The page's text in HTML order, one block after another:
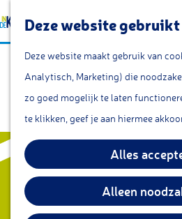
Deze website
Deze website maakt gebruik van
Analytisch, Marketing) die
zo goed mogelijk te laten
te klikken, geef je aan hiermee
Alles
Alleen
r
d
Z
e
k
e
n
e
n
u
KOM
Museum